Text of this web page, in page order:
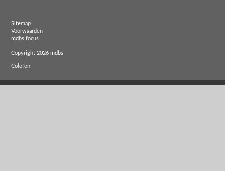
Sitemap
Voorwaarden
mdbs focus
Copyright 2026 mdbs
Colofon